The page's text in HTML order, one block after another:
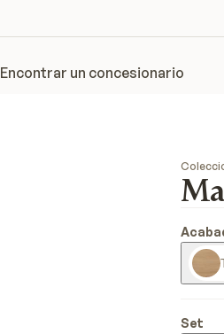
Encontrar un concesionario
Set